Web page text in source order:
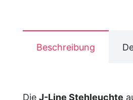
Beschreibung
Die J-Line Stehleuchte